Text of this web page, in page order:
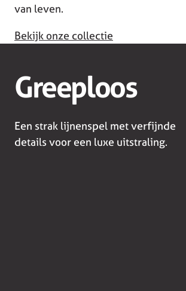
van leven.
Bekijk onze collectie
Greeploos
Een strak lijnenspel met verfijnde
details voor een luxe uitstraling.